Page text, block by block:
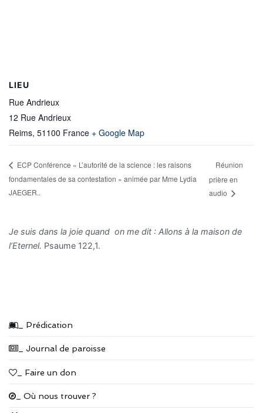
LIEU
Rue Andrieux
12 Rue Andrieux
Reims, 51100 France + Google Map
ECP Conférence « L’autorité de la science : les raisons
fondamentales de sa contestation » animée par Mme Lydia
JAEGER..
Réunion
prière en
audio
Je suis dans la joie quand on me dit : Allons à la maison de
l’Eternel. Psaume 122,1.
_ Prédication
_ Journal de paroisse
_ Faire un don
_ Où nous trouver ?